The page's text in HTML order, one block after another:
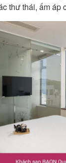
thư thái, ấm áp